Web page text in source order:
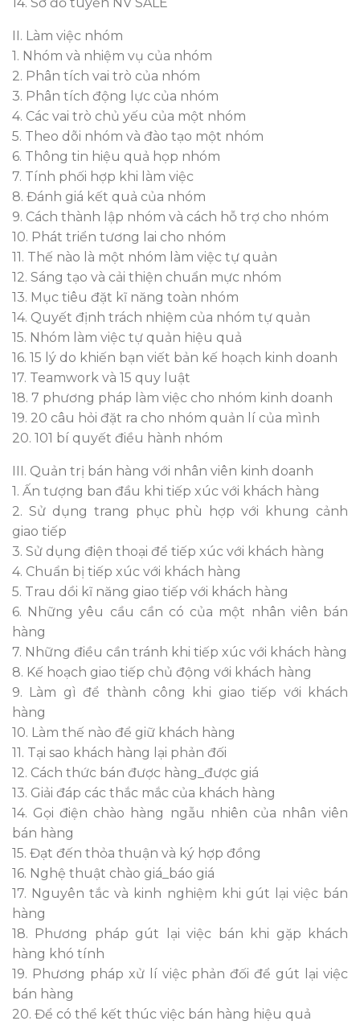
II. Làm việc nhóm
1. Nhóm và nhiệm vụ của nhóm
2. Phân tích vai trò của nhóm
3. Phân tích động lực của nhóm
4. Các vai trò chủ yếu của một nhóm
5. Theo dõi nhóm và đào tạo một nhóm
6. Thông tin hiệu quả họp nhóm
7. Tính phối hợp khi làm việc
8. Đánh giá kết quả của nhóm
9. Cách thành lập nhóm và cách hỗ trợ cho nhóm
10. Phát triển tương lai cho nhóm
11. Thế nào là một nhóm làm việc tự quản
12. Sáng tạo và cải thiện chuẩn mực nhóm
13. Mục tiêu đặt kĩ năng toàn nhóm
14. Quyết định trách nhiệm của nhóm tự quản
15. Nhóm làm việc tự quản hiệu quả
16. 15 lý do khiến bạn viết bản kế hoạch kinh doanh
17. Teamwork và 15 quy luật
18. 7 phương pháp làm việc cho nhóm kinh doanh
19. 20 câu hỏi đặt ra cho nhóm quản lí của mình
20. 101 bí quyết điều hành nhóm
III. Quản trị bán hàng với nhân viên kinh doanh
1. Ấn tượng ban đầu khi tiếp xúc với khách hàng
2. Sử dụng trang phục phù hợp với khung cảnh
giao tiếp
3. Sử dụng điện thoại để tiếp xúc với khách hàng
4. Chuẩn bị tiếp xúc với khách hàng
5. Trau dồi kĩ năng giao tiếp với khách hàng
6. Những yêu cầu cần có của một nhân viên bán
hàng
7. Những điều cần tránh khi tiếp xúc với khách hàng
8. Kế hoạch giao tiếp chủ động với khách hàng
9. Làm gì để thành công khi giao tiếp với khách
hàng
10. Làm thế nào để giữ khách hàng
11. Tại sao khách hàng lại phản đối
12. Cách thức bán được hàng_được giá
13. Giải đáp các thắc mắc của khách hàng
14. Gọi điện chào hàng ngẫu nhiên của nhân viên
bán hàng
15. Đạt đến thỏa thuận và ký hợp đồng
16. Nghệ thuật chào giá_báo giá
17. Nguyên tắc và kinh nghiệm khi gút lại việc bán
hàng
18. Phương pháp gút lại việc bán khi gặp khách
hàng khó tính
19. Phương pháp xử lí việc phản đối để gút lại việc
bán hàng
20. Để có thể kết thúc việc bán hàng hiệu quả